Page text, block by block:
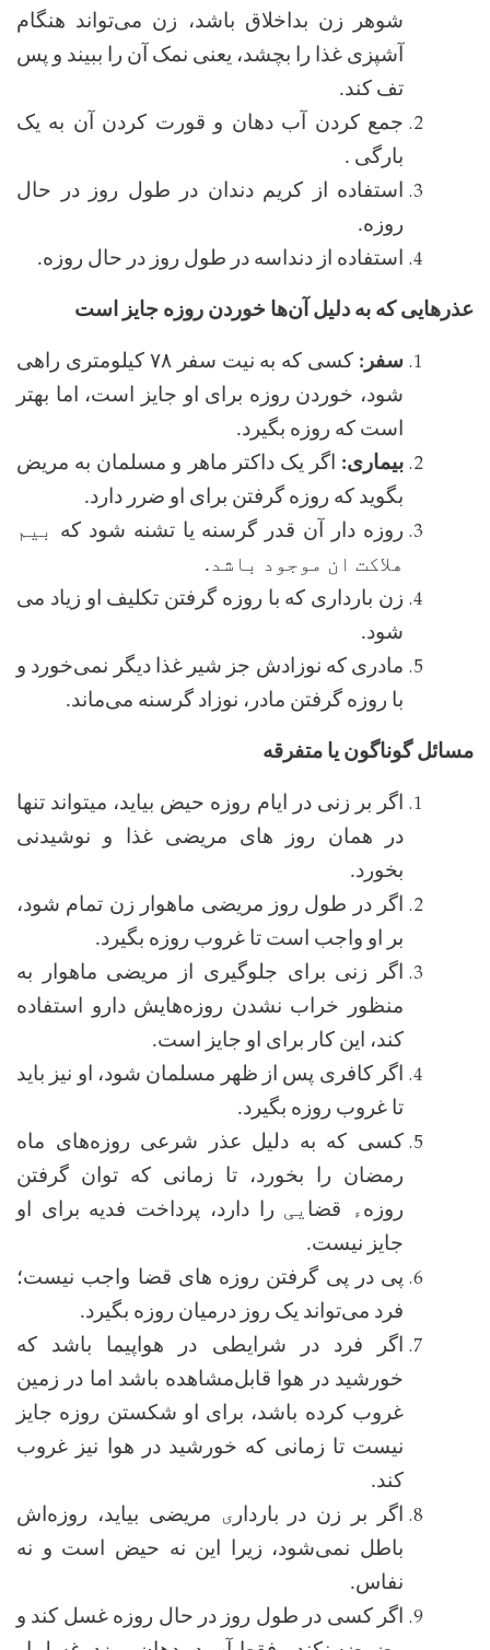
شوهر زن بداخلاق باشد، زن می‌تواند هنگام
آشپزی غذا را بچشد، یعنی نمک آن را ببیند و پس
تف کند.
جمع کردن آب دهان و قورت کردن آن به یک
بارگی .
استفاده از کریم دندان در طول روز در حال
روزه.
استفاده از دنداسه در طول روز در حال روزه.
عذرهایی که به دلیل آن‌ها خوردن روزه جایز است
سفر:
کسی که به نیت سفر ۷۸ کیلومتری راهی
شود، خوردن روزه برای او جایز است، اما بهتر
است که روزه بگیرد.
بیماری: اگر یک داکتر ماهر و مسلمان به مریض
بگوید که روزه گرفتن برای او ضرر دارد.
روزه دار آن ‌قدر گرسنه یا تشنه شود که
بیم
هلاکت ان موجود باشد.
زن بارداری که با روزه گرفتن تکلیف او زیاد می
شود.
مادری که نوزادش جز شیر غذا دیگر نمی‌خورد و
با روزه گرفتن مادر، نوزاد گرسنه می‌ماند.
مسائل گوناگون یا متفرقه
اگر بر زنی در ایام روزه حیض بیاید، میتواند تنها
در همان روز های مریضی غذا و نوشیدنی
بخورد.
اگر در طول روز مریضی ماهوار‌ زن تمام شود،
بر او واجب است تا غروب روزه بگیرد.
اگر زنی برای جلوگیری از مریضی ماهوار به
‌منظور خراب نشدن روزه‌هایش دارو استفاده
کند، این کار برای او جایز است.
اگر کافری پس از ظهر مسلمان شود، او نیز باید
تا غروب روزه بگیرد.
کسی که به دلیل عذر شرعی روزه‌های ماه
رمضان را بخورد، تا زمانی که توان گرفتن
روزه ء قضا یی را دارد، پرداخت فدیه برای او
جایز نیست.
پی در پی گرفتن روزه های قضا واجب نیست؛
فرد می‌تواند یک روز درمیان روزه بگیرد.
اگر فرد در شرایطی در هواپیما باشد که
خورشید در هوا قابل‌مشاهده باشد اما در زمین
غروب کرده باشد، برای او شکستن روزه جایز
نیست تا زمانی که خورشید در هوا نیز غروب
کند.
اگر بر زن در باردار ی
مریضی بیاید، روزه‌اش
باطل نمی‌شود، زیرا این نه حیض است و نه
نفاس.
اگر کسی در طول روز در حال روزه غسل کند و